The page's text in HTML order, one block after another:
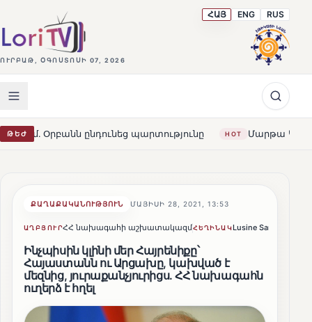
ՈՒՐԲԱԹ, ՕԳՈՍՏՈՍԻ 07, 2026
ՀԱՅ ENG RUS
ԹԵԺ
ընդունեց պարտությունը HOT Մարթա Կոս. «Հայաստանն
ՔԱՂԱՔԱԿԱՆՈՒԹՅՈՒՆ ՄԱՅԻՍԻ 28, 2021, 13:53
ԱՂԲՅՈՒՐՀՀ նախագահի աշխատակազմՀԵՂԻՆԱԿLusine Sargsyan
Ինչպիսին կլինի մեր Հայրենիքը՝
Հայաստանն ու Արցախը, կախված է
մեզնից, յուրաքանչյուրիցս. ՀՀ նախագահն
ուղերձ է հղել